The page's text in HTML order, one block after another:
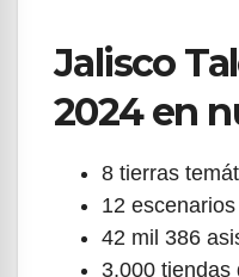
Jalisco
2024 en
8 tierras
12 escenarios
42 mil 386
3,000 tiendas